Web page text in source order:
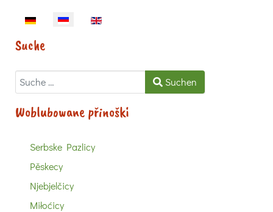
Sprache auswählen
Suche
Suchen Suchen
Woblubowane přinoški
Serbske Pazlicy
Pěskecy
Njebjelčicy
Miłoćicy